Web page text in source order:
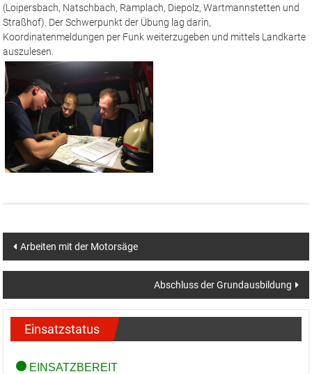
(Loipersbach, Natschbach, Ramplach, Diepolz, Wartmannstetten und
Straßhof). Der Schwerpunkt der Übung lag darin,
Koordinatenmeldungen per Funk weiterzugeben und mittels Landkarte
auszulesen.
Beitragsnavigation
Arbeiten mit der Motorsäge
Abschluss der Grundausbildung
Einsatzstatus